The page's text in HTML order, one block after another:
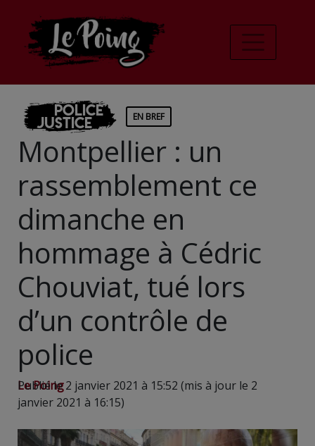
Police
Justice EN BREF
Montpellier : un
rassemblement ce
dimanche en
hommage à Cédric
Chouviat, tué lors
d’un contrôle de
police
Le Poing
Publié le 2 janvier 2021 à 15:52 (mis à jour le 2
janvier 2021 à 16:15)